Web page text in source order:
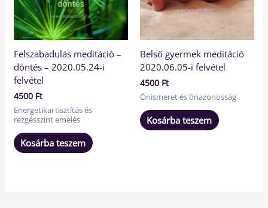
Felszabadulás meditáció –
döntés – 2020.05.24-i
felvétel
4500 Ft
Energetikai tisztítás és
rezgésszint emelés
Kosárba teszem
Belső gyermek meditáció
2020.06.05-i felvétel
4500 Ft
Önismeret és önazonosság
Kosárba teszem